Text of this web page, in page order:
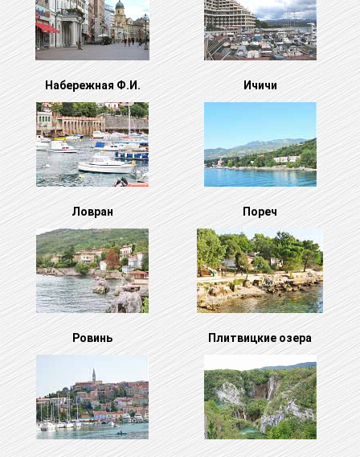
Набережная Ф.И. Ичичи
Ловран Пореч
Ровинь Плитвицкие озера